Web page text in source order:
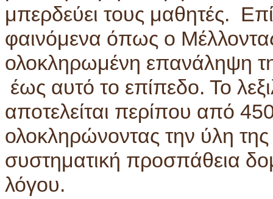
μπερδεύει τους μαθητές.
φαινόμενα όπως ο Μέλλοντας
ολοκληρωμένη επανάληψη
έως αυτό το επίπεδο. Το
αποτελείται περίπου από
ολοκληρώνοντας την ύλη
συστηματική προσπάθεια
λόγου.